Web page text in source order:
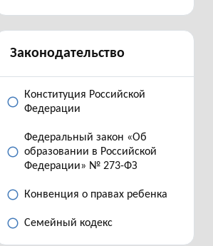
Законодательство
Конституция Российской
Федерации
Федеральный закон «Об
образовании в Российской
Федерации» № 273-ФЗ
Конвенция о правах ребенка
Семейный кодекс